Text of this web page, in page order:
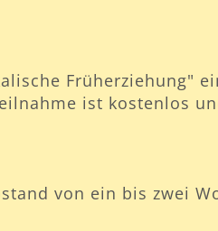
Früherziehung"
ist kostenlos
von ein bis zwei